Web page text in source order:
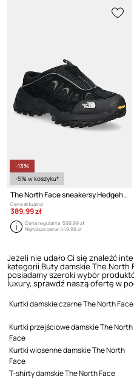
-13%
-5% w koszyku*
The North Face sneakersy Hedgehog 06 Rvst Mule
Cena aktualna:
389,99 zł
Cena regularna:599,99 zł
Najniższa cena:449,99 zł
Jeżeli nie udało Ci się znaleźć
kategorii Buty damskie The North
posiadamy szeroki wybór
luxury, sprawdź naszą ofertę w
Kurtki damskie czarne The North Face
Kurtki przejściowe damskie The North
Face
Kurtki wiosenne damskie The North
Face
T-shirty damskie The North Face